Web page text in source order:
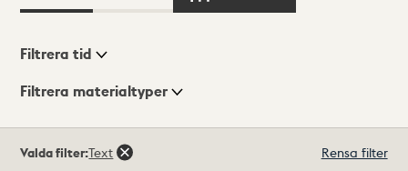
Visningsläge
Filtrera tid
Filtrera materialtyper
träffar
Valda filter:Text Rensa filter